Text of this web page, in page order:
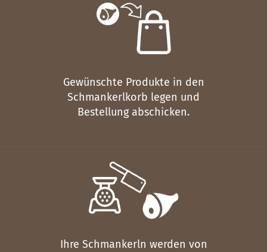
Gewünschte Produkte in den
Schmankerlkorb legen und
Bestellung abschicken.
Ihre Schmankerln werden von